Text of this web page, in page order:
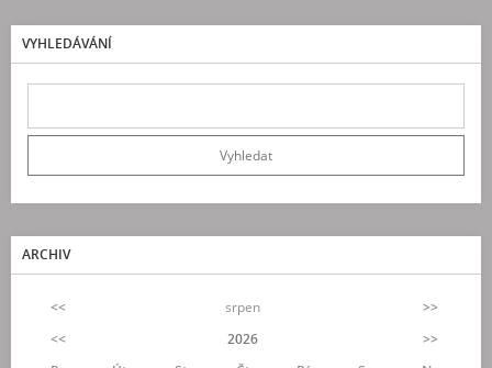
VYHLEDÁVÁNÍ
ARCHIV
<< srpen
>>
<<
2026
>>